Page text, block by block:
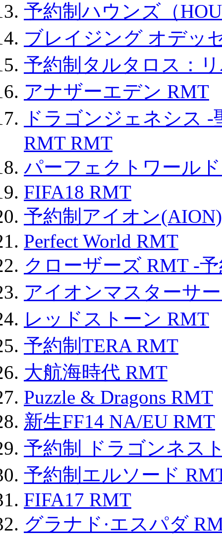
予約制ハウンズ（
ブレイジング オデッ
予約制タルタロス：
アナザーエデン RMT
ドラゴンジェネシス
RMT RMT
パーフェクトワール
FIFA18 RMT
予約制アイオン
Perfect World RMT
クローザーズ RMT -
アイオンマスターサ
レッドストーン RMT
予約制TERA RMT
大航海時代 RMT
Puzzle & Dragons RMT
新生FF14 NA/EU RMT
予約制 ドラゴンネス
予約制エルソード
FIFA17 RMT
グラナド·エスパダ